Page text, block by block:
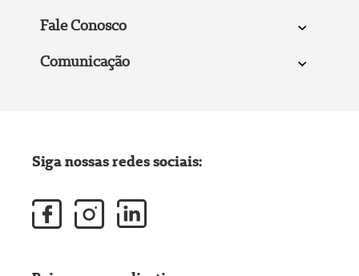
Fale Conosco
Comunicação
Siga nossas redes sociais: